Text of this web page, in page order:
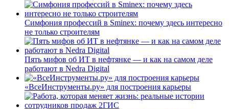
Симфония профессий в Sminex: почему здесь интересно
не только строителям
Пять мифов об ИТ в нефтянке — и как на самом деле
работают в Nedra Digital
«ВсеИнструменты.ру» для построения карьеры